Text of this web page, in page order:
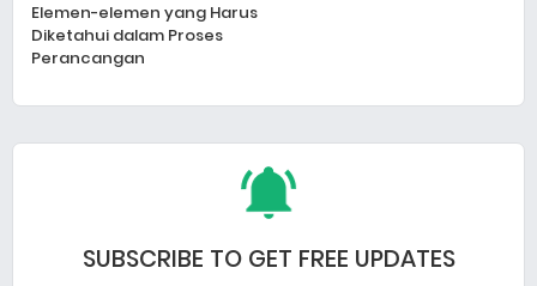
Elemen-elemen yang Harus
Diketahui dalam Proses
Perancangan
SUBSCRIBE TO GET FREE UPDATES